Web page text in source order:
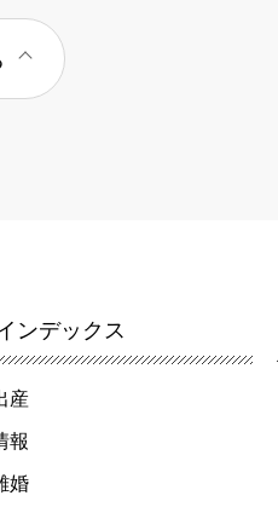
ンデックス
産
報
婚